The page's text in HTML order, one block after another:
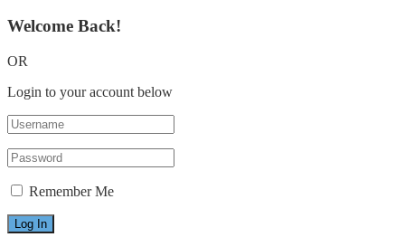
Welcome Back!
OR
Login to your account below
Remember Me